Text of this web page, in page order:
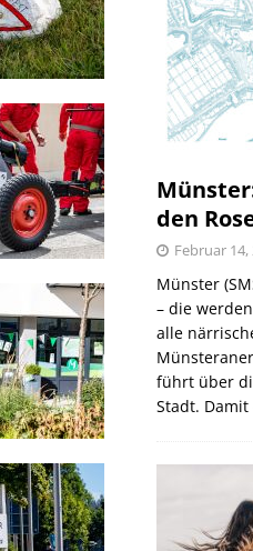
den
Februar 14,
Münster
– die
alle
führt über
Stadt.